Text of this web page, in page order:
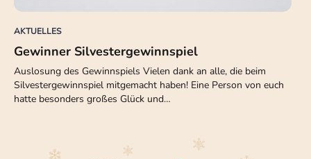
AKTUELLES
Gewinner Silvestergewinnspiel
Auslosung des Gewinnspiels Vielen dank an alle, die beim
Silvestergewinnspiel mitgemacht haben! Eine Person von euch
hatte besonders großes Glück und…